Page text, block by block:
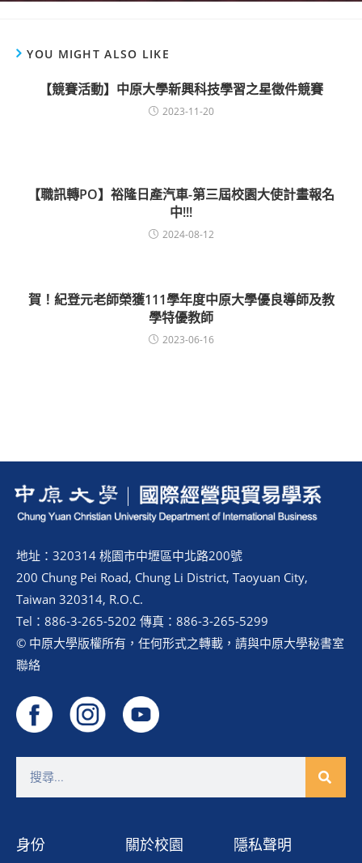
YOU MIGHT ALSO LIKE
【競賽活動】中原大學新興科技學習之星徵件競賽
2023-11-20
【職訊轉PO】裕隆日產汽車-第三屆校園大使計畫報名
中!!!
2024-08-12
賀！紀登元老師榮獲111學年度中原大學優良導師及教
學特優教師
2023-06-16
地址：320314 桃園市中壢區中北路200號
200 Chung Pei Road, Chung Li District, Taoyuan City,
Taiwan 320314, R.O.C.
Tel：886-3-265-5202 傳真：886-3-265-5299
© 中原大學版權所有，任何形式之轉載，請與中原大學秘書室
聯絡
身份 關於校園 隱私聲明